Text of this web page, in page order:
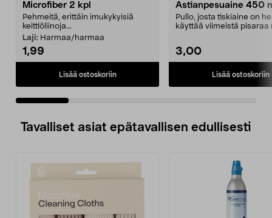
Microfiber 2 kpl
Pehmeitä, erittäin imukykyisiä
keittiöliinoja...
Laji: Harmaa/harmaa
1,99
Lisää ostoskoriin
Astianpesuaine 450
Pullo, josta tiskiaine on
käyttää viimeistä pisaraa
3,00
Lisää ostoskoriin
Tavalliset asiat epätavallisen edullisesti